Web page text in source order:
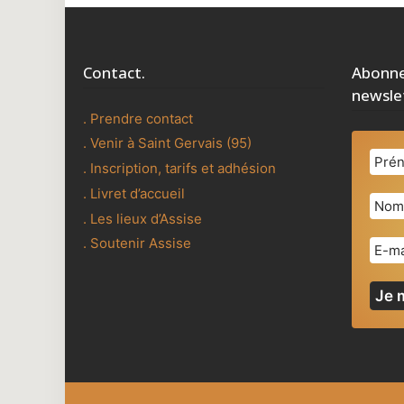
Contact.
. Prendre contact
. Venir à Saint Gervais (95)
. Inscription, tarifs et adhésion
. Livret d’accueil
. Les lieux d’Assise
. Soutenir Assise